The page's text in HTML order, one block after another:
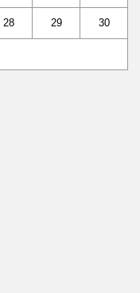
28 29 30